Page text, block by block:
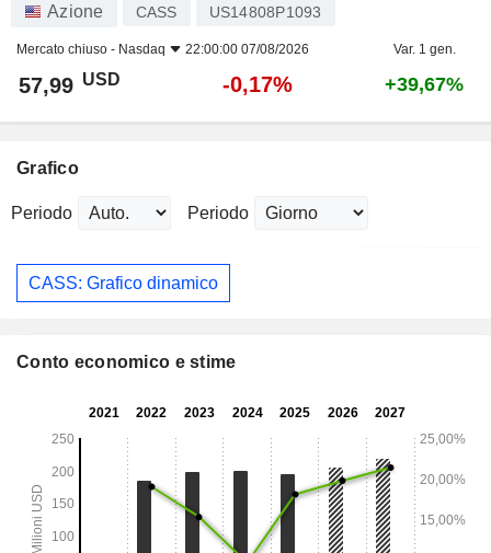
Azione CASS US14808P1093
Mercato chiuso - Nasdaq 22:00:00 07/08/2026 Var. 1 gen.
57,99 USD -0,17% +39,67%
Grafico
Periodo Periodo
CASS: Grafico dinamico
Conto economico e stime